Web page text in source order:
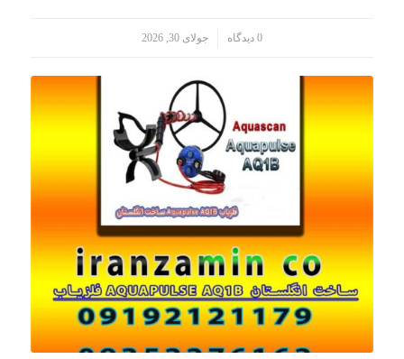
0 دیدگاه جولای 30, 2026